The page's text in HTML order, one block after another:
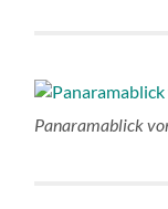
Panaramablick